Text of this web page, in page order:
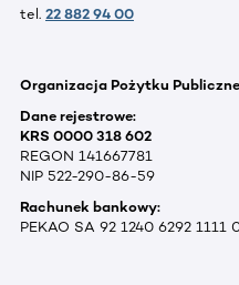
tel. 22 882 94 00
Organizacja Pożytku
Dane rejestrowe:
KRS 0000 318 602
REGON 141667781
NIP 522-290-86-59
Rachunek bankowy:
PEKAO SA 92 1240 6292